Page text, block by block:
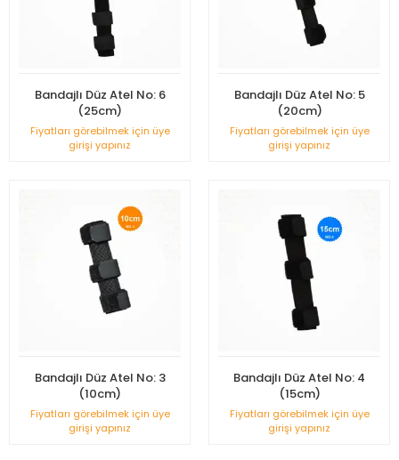
Bandajlı Düz Atel No: 6
(25cm)
Fiyatları görebilmek için üye
girişi yapınız
Bandajlı Düz Atel No: 5
(20cm)
Fiyatları görebilmek için üye
girişi yapınız
Bandajlı Düz Atel No: 3
(10cm)
Fiyatları görebilmek için üye
girişi yapınız
Bandajlı Düz Atel No: 4
(15cm)
Fiyatları görebilmek için üye
girişi yapınız